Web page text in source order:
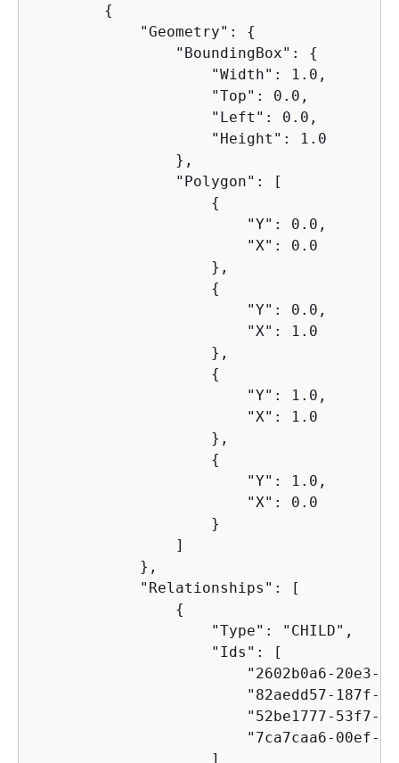
{
            "Geometry":
{
                "BoundingBox":
{
                    "Width": 1.0,
                    "Top": 0.0,
                    "Left": 0.0,
                    "Height": 1.0
                },
                "Polygon": [
{
                        "Y": 0.0,
                        "X": 0.0
                    },
{
                        "Y": 0.0,
                        "X": 1.0
                    },
{
                        "Y": 1.0,
                        "X": 1.0
                    },
{
                        "Y": 1.0,
                        "X": 0.0
                    }
                ]
            },
            "Relationships": [
{
                    "Type": "CHILD",
                    "Ids": [
"2602b0a6-20e3-
"82aedd57-187f-
"52be1777-53f7-
"7ca7caa6-00ef-
                    ]